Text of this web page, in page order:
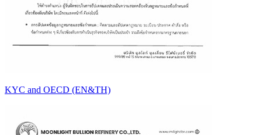
KYC and OECD (EN&TH)